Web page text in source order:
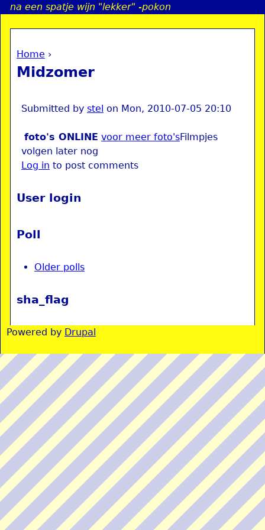
Jump to navigation
na een spatje wijn "lekker" -pokon
You are here
Home ›
Midzomer
Submitted by stel on Mon, 2010-07-05 20:10
foto's ONLINE voor meer foto'sFilmpjes
volgen later nog
Log in to post comments
User login
Poll
Older polls
sha_flag
Powered by Drupal